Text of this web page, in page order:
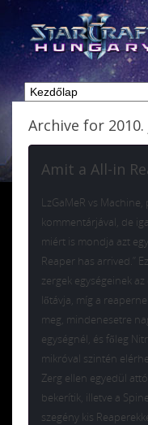
Archive for
Amit a All-in
LzGaMeR vs
kommentárjával, de
miért is mondja azt
Reaper has arrived.”
zergek egységeinek
lőtávja, míg a
meg, mindenesetre
egységnél, és főleg
mikróval szintén
Zerg ellen egyedül
bekerítik, illetve a
szegény kis